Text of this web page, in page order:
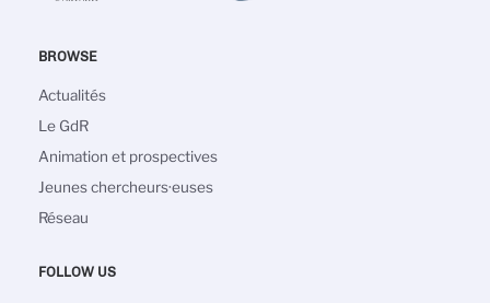
BROWSE
Navigation
principale
Actualités
Le GdR
Animation et prospectives
Jeunes chercheurs·euses
Réseau
FOLLOW US